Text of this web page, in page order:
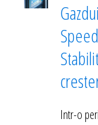
Intr-o